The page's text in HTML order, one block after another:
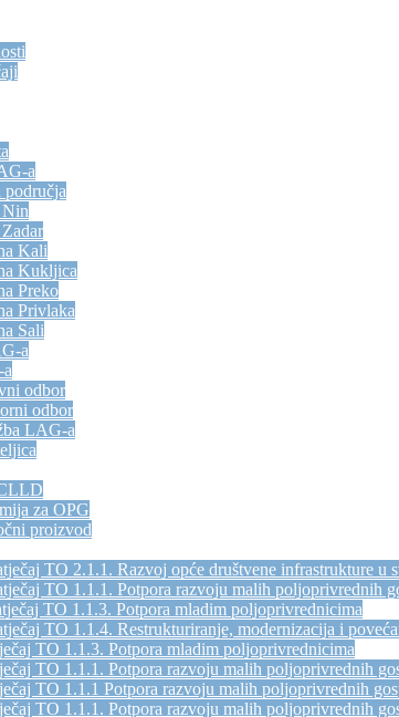
a
područja
Kali
Kukljica
Preko
Privlaka
Sali
a
odbor
odbor
LAG-a
za OPG
proizvod
TO 2.1.1. Razvoj opće društvene infrastrukture u
TO 1.1.1. Potpora razvoju malih poljoprivrednih
TO 1.1.3. Potpora mladim poljoprivrednicima
TO 1.1.4. Restrukturiranje, modernizacija i
TO 1.1.3. Potpora mladim poljoprivrednicima
TO 1.1.1. Potpora razvoju malih poljoprivrednih
TO 1.1.1 Potpora razvoju malih poljoprivrednih
TO 1.1.1. Potpora razvoju malih poljoprivrednih